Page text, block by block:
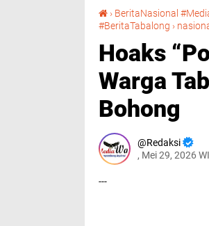
› BeritaNasional
#BeritaTabalong ›
Hoaks
Warga
Bohong
Redaksi
, Mei 29, 2026
---